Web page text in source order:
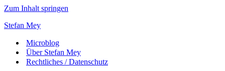
Zum Inhalt springen
Stefan Mey
Microblog
Über Stefan Mey
Rechtliches / Datenschutz